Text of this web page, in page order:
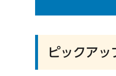
ピックアッ